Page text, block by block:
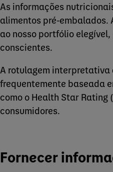
As informações
alimentos pré-
ao nosso portfólio
conscientes.
A rotulagem interpretativa
frequentemente baseada
como o Health Star Rating
consumidores.
Fornecer